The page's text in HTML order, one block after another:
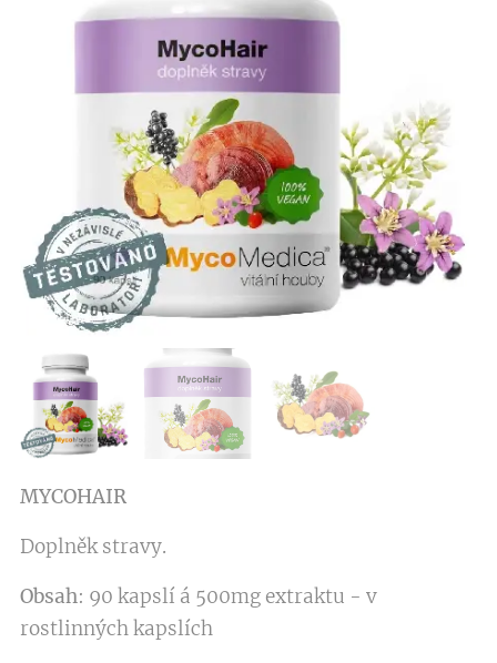
MYCOHAIR
Doplněk stravy.
Obsah: 90 kapslí á 500mg extraktu - v
rostlinných kapslích